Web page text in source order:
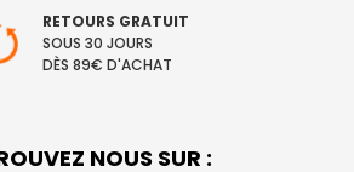
RETOURS GRATUIT
SOUS 30 JOURS
DÈS 89€ D'ACHAT
NOUS SUR :